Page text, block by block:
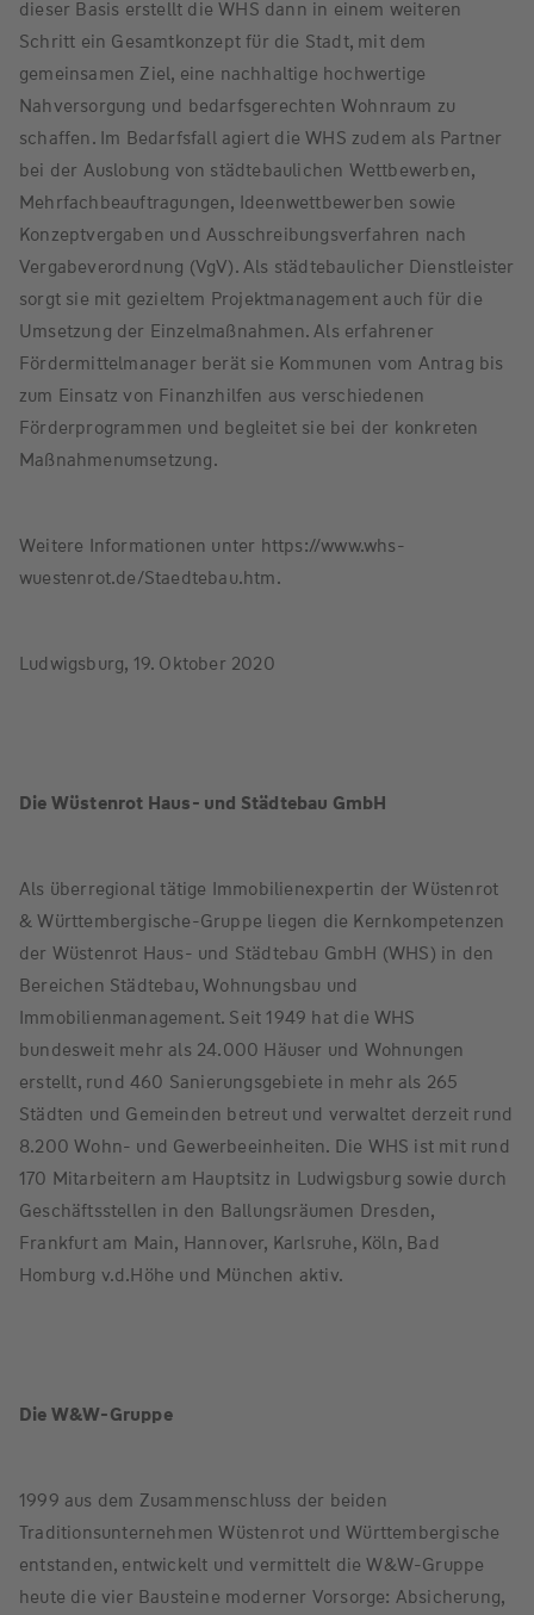
dieser Basis erstellt die WHS dann in einem weiteren
Schritt ein Gesamtkonzept für die Stadt, mit dem
gemeinsamen Ziel, eine nachhaltige hochwertige
Nahversorgung und bedarfsgerechten Wohnraum zu
schaffen. Im Bedarfsfall agiert die WHS zudem als Partner
bei der Auslobung von städtebaulichen Wettbewerben,
Mehrfachbeauftragungen, Ideenwettbewerben sowie
Konzeptvergaben und Ausschreibungsverfahren nach
Vergabeverordnung (VgV). Als städtebaulicher Dienstleister
sorgt sie mit gezieltem Projektmanagement auch für die
Umsetzung der Einzelmaßnahmen. Als erfahrener
Fördermittelmanager berät sie Kommunen vom Antrag bis
zum Einsatz von Finanzhilfen aus verschiedenen
Förderprogrammen und begleitet sie bei der konkreten
Maßnahmenumsetzung.
Weitere Informationen unter https://www.whs-
wuestenrot.de/Staedtebau.htm.
Ludwigsburg, 19. Oktober 2020
Die Wüstenrot Haus- und Städtebau GmbH
Als überregional tätige Immobilienexpertin der Wüstenrot
& Württembergische-Gruppe liegen die Kernkompetenzen
der Wüstenrot Haus- und Städtebau GmbH (WHS) in den
Bereichen Städtebau, Wohnungsbau und
Immobilienmanagement. Seit 1949 hat die WHS
bundesweit mehr als 24.000 Häuser und Wohnungen
erstellt, rund 460 Sanierungsgebiete in mehr als 265
Städten und Gemeinden betreut und verwaltet derzeit rund
8.200 Wohn- und Gewerbeeinheiten. Die WHS ist mit rund
170 Mitarbeitern am Hauptsitz in Ludwigsburg sowie durch
Geschäftsstellen in den Ballungsräumen Dresden,
Frankfurt am Main, Hannover, Karlsruhe, Köln, Bad
Homburg v.d.Höhe und München aktiv.
Die W&W-Gruppe
1999 aus dem Zusammenschluss der beiden
Traditionsunternehmen Wüstenrot und Württembergische
entstanden, entwickelt und vermittelt die W&W-Gruppe
heute die vier Bausteine moderner Vorsorge: Absicherung,